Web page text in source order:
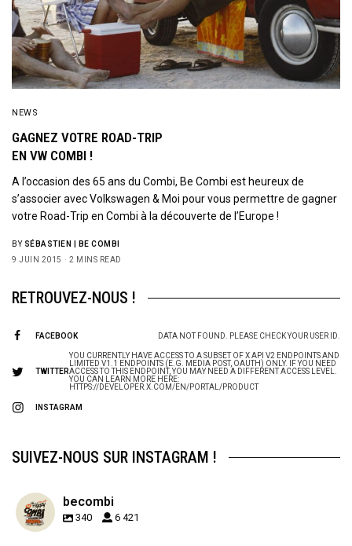
NEWS
GAGNEZ VOTRE ROAD-TRIP
EN VW COMBI !
A l’occasion des 65 ans du Combi, Be Combi est heureux de
s’associer avec Volkswagen & Moi pour vous permettre de gagner
votre Road-Trip en Combi à la découverte de l’Europe !
BY SÉBASTIEN | BE COMBI
9 JUIN 2015
2 MINS READ
RETROUVEZ-NOUS !
FACEBOOK DATA NOT FOUND. PLEASE CHECK YOUR USER ID.
TWITTER
YOU CURRENTLY HAVE ACCESS TO A SUBSET OF X API V2 ENDPOINTS AND
LIMITED V1.1 ENDPOINTS (E.G. MEDIA POST, OAUTH) ONLY. IF YOU NEED
ACCESS TO THIS ENDPOINT, YOU MAY NEED A DIFFERENT ACCESS LEVEL.
YOU CAN LEARN MORE HERE:
HTTPS://DEVELOPER.X.COM/EN/PORTAL/PRODUCT
INSTAGRAM
SUIVEZ-NOUS SUR INSTAGRAM !
becombi
340 6 421